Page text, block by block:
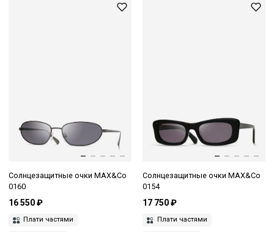
Солнцезащитные очки MAX&Co
0160
16 550 ₽
Плати частями
Солнцезащитные очки MAX&Co
0154
17 750 ₽
Плати частями